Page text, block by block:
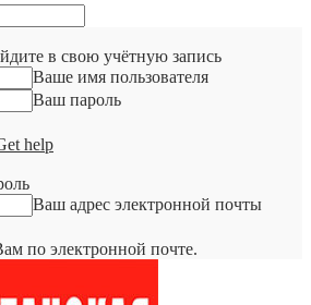
в свою учётную запись
Ваше имя пользователя
Ваш пароль
help
Ваш адрес электронной почты
по электронной почте.